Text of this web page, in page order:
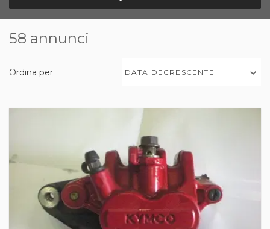
58 annunci
Ordina per DATA DECRESCENTE